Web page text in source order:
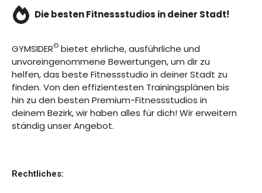
Die besten Fitnessstudios in deiner Stadt!
GYMSIDER© bietet ehrliche, ausführliche und
unvoreingenommene Bewertungen, um dir zu
helfen, das beste Fitnessstudio in deiner Stadt zu
finden. Von den effizientesten Trainingsplänen bis
hin zu den besten Premium-Fitnessstudios in
deinem Bezirk, wir haben alles für dich! Wir erweitern
ständig unser Angebot.
Rechtliches: